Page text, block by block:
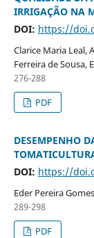
IRRIGAÇÃO NA
DOI: https://
Clarice Maria Leal,
Ferreira de Sousa,
276-288
PDF
DESEMPENHO
DOI: https://
Eder Pereira
289-298
PDF